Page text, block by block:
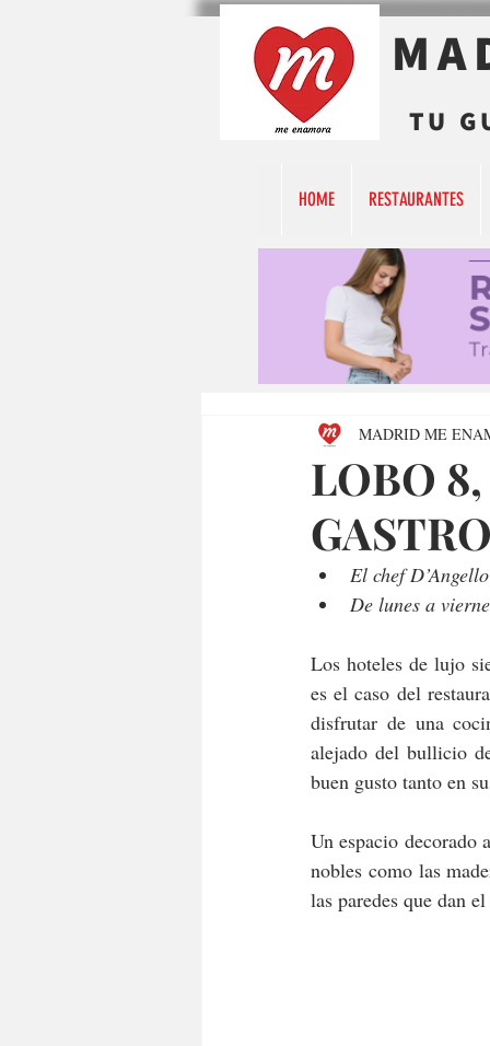
TU
HOME RESTAURANTES
LOBO
MADRID ME
El chef
De lunes a
Los hoteles de lujo
es el caso del
disfrutar de una
alejado del bullicio
buen gusto tanto en
Un espacio decorado
nobles como las
las paredes que dan